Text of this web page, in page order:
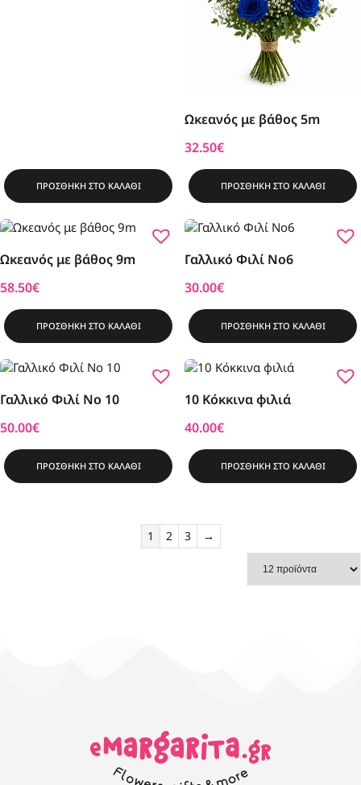
ΠΡΟΣΘΗΚΗ ΣΤΟ ΚΑΛΑΘΙ
Ωκεανός με βάθος 5m
32.50€
ΠΡΟΣΘΗΚΗ ΣΤΟ ΚΑΛΑΘΙ
Ωκεανός με βάθος 9m
58.50€
ΠΡΟΣΘΗΚΗ ΣΤΟ ΚΑΛΑΘΙ
Γαλλικό Φιλί Νο6
30.00€
ΠΡΟΣΘΗΚΗ ΣΤΟ ΚΑΛΑΘΙ
Γαλλικό Φιλί Νο 10
50.00€
ΠΡΟΣΘΗΚΗ ΣΤΟ ΚΑΛΑΘΙ
10 Κόκκινα φιλιά
40.00€
ΠΡΟΣΘΗΚΗ ΣΤΟ ΚΑΛΑΘΙ
1 2 3 →